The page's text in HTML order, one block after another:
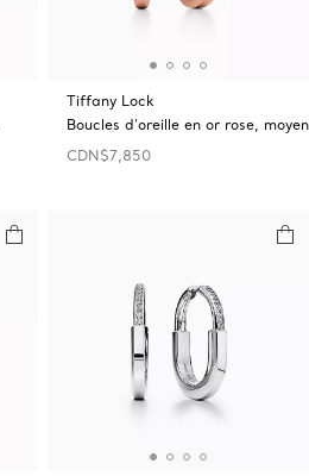
Tiffany Lock
Boucles d’oreille en or rose, moyen
CDN$7,850